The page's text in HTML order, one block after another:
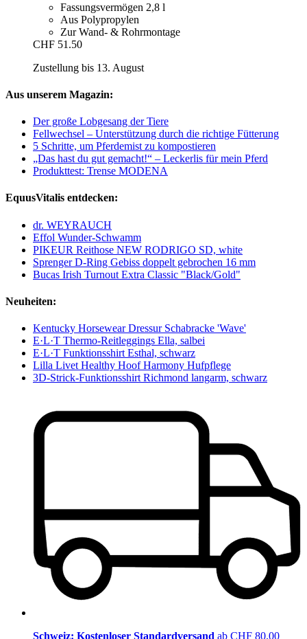
Fassungsvermögen 2,8 l
Aus Polypropylen
Zur Wand- & Rohrmontage
CHF 51.50
Zustellung bis 13. August
Aus unserem Magazin:
Der große Lobgesang der Tiere
Fellwechsel – Unterstützung durch die richtige Fütterung
5 Schritte, um Pferdemist zu kompostieren
„Das hast du gut gemacht!“ – Leckerlis für mein Pferd
Produkttest: Trense MODENA
EquusVitalis entdecken:
dr. WEYRAUCH
Effol Wunder-Schwamm
PIKEUR Reithose NEW RODRIGO SD, white
Sprenger D-Ring Gebiss doppelt gebrochen 16 mm
Bucas Irish Turnout Extra Classic "Black/Gold"
Neuheiten:
Kentucky Horsewear Dressur Schabracke 'Wave'
E·L·T Thermo-Reitleggings Ella, salbei
E·L·T Funktionsshirt Esthal, schwarz
Lilla Livet Healthy Hoof Harmony Hufpflege
3D-Strick-Funktionsshirt Richmond langarm, schwarz
Schweiz: Kostenloser Standardversand ab CHF 80.00